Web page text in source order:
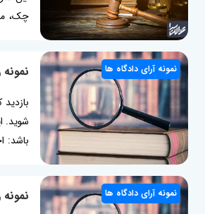
چک،
نمونه آرای دادگاه ها
شوید.
باشد:
نمونه آرای دادگاه ها